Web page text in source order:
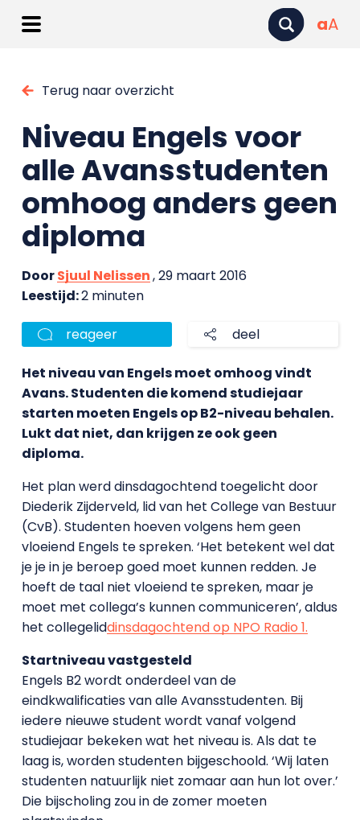
aA
Terug naar overzicht
Niveau Engels voor
alle Avansstudenten
omhoog anders geen
diploma
DoorSjuul Nelissen, 29 maart 2016
Leestijd:2 minuten
reageer deel
Het niveau van Engels moet omhoog vindt
Avans. Studenten die komend studiejaar
starten moeten Engels op B2-niveau behalen.
Lukt dat niet, dan krijgen ze ook geen
diploma.
Het plan werd dinsdagochtend toegelicht door
Diederik Zijderveld, lid van het College van Bestuur
(CvB). Studenten hoeven volgens hem geen
vloeiend Engels te spreken. ‘Het betekent wel dat
je je in je beroep goed moet kunnen redden. Je
hoeft de taal niet vloeiend te spreken, maar je
moet met collega’s kunnen communiceren’, aldus
het collegeliddinsdagochtend op NPO Radio 1.
Startniveau vastgesteld
Engels B2 wordt onderdeel van de
eindkwalificaties van alle Avansstudenten. Bij
iedere nieuwe student wordt vanaf volgend
studiejaar bekeken wat het niveau is. Als dat te
laag is, worden studenten bijgeschoold. ‘Wij laten
studenten natuurlijk niet zomaar aan hun lot over.’
Die bijscholing zou in de zomer moeten